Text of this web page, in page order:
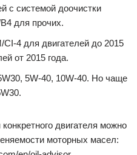
с системой доочистки
для прочих.
4 для двигателей до 2015
от 2015 года.
5W-40, 10W-40. Но чаще
двигателя можно
моторных масел: